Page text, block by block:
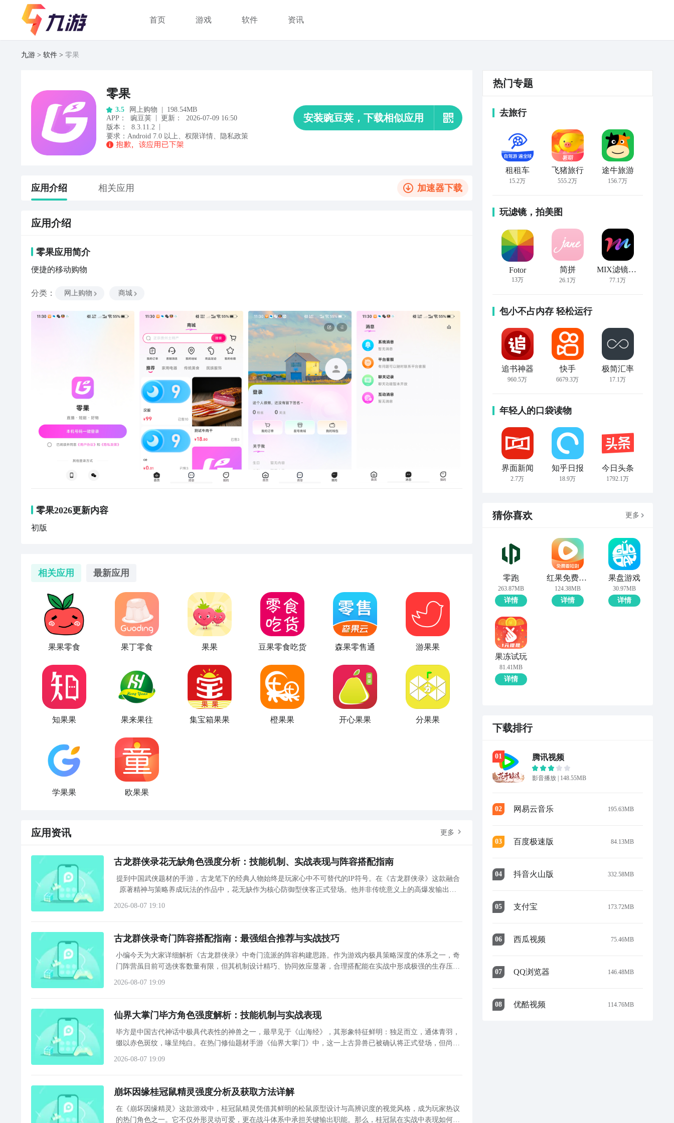
首页 游戏 软件 资讯
九游 软件 零果
零果
3.5 网上购物 |
198.54MB
APP ： 豌豆荚 | 更新：
2026-07-09 16:50
版本：
8.3.11.2
|
要求： Android 7.0 以上 权限详情 隐私政策
安装豌豆荚，下载相似应用
应用介绍 相关应用 加速器下载
应用介绍
零果应用简介
便捷的移动购物
分类 ： 网上购物 商城
零果2026更新内容
初版
相关应用 最新应用
果果零食 果丁零食 果果 豆果零食吃货 森果零售通 游果果
知果果 果来果往 集宝箱果果 橙果果 开心果果 分果果
学果果 欧果果
应用资讯 更多
古龙群侠录花无缺角色强度分析：技能机制、实战表现与阵容搭配指南
提到中国武侠题材的手游，古龙笔下的经典人物始终是玩家心中不可替代的IP符号。在《古龙群侠录》这款融合
原著精神与策略养成玩法的作品中，花无缺作为核心防御型侠客正式登场。他并非传统意义上的高爆发输出角
2026-08-07 19:10
古龙群侠录奇门阵容搭配指南：最强组合推荐与实战技巧
小编今天为大家详细解析《古龙群侠录》中奇门流派的阵容构建思路。作为游戏内极具策略深度的体系之一，奇
门阵营虽目前可选侠客数量有限，但其机制设计精巧、协同效应显著，合理搭配能在实战中形成极强的生存压制
2026-08-07 19:09
仙界大掌门毕方角色强度解析：技能机制与实战表现
毕方是中国古代神话中极具代表性的神兽之一，最早见于《山海经》，其形象特征鲜明：独足而立，通体青羽，
缀以赤色斑纹，喙呈纯白。在热门修仙题材手游《仙界大掌门》中，这一上古异兽已被确认将正式登场，但尚未
2026-08-07 19:09
崩坏因缘桂冠鼠精灵强度分析及获取方法详解
在《崩坏因缘精灵》这款游戏中，桂冠鼠精灵凭借其鲜明的松鼠原型设计与高辨识度的视觉风格，成为玩家热议
的热门角色之一。它不仅外形灵动可爱，更在战斗体系中承担关键输出职能。那么，桂冠鼠在实战中表现如何？
热门专题
去旅行
租租车
15.2万
飞猪旅行
555.2万
途牛旅游
156.7万
玩滤镜，拍美图
Fotor
13万
简拼
26.1万
MIX滤镜大师
77.1万
包小不占内存 轻松运行
追书神器
960.5万
快手
6679.3万
极简汇率
17.1万
年轻人的口袋读物
界面新闻
2.7万
知乎日报
18.9万
今日头条
1792.1万
猜你喜欢 更多
零跑
263.87MB
详情
红果免费短剧
124.38MB
详情
果盘游戏
30.97MB
详情
果冻试玩
81.41MB
详情
下载排行
01 腾讯视频
影音播放 | 148.55MB
02 网易云音乐 195.63MB
03 百度极速版 84.13MB
04 抖音火山版 332.58MB
05 支付宝 173.72MB
06 西瓜视频 75.46MB
07 QQ浏览器 146.48MB
08 优酷视频 114.76MB